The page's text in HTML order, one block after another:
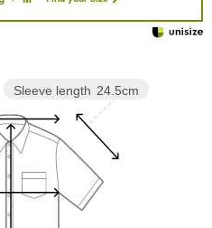
Sleeve length 24.5cm